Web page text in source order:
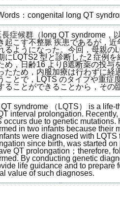
：congenital long QT
長症候群（long QT syndrome，
起こす不整脈 疾患であるが，
るようになった。今回，母親の
にLQTS2 型と診断した2 症例
め，日齢16 よりβ遮断薬の投与
たため，内服加療は行わずに経
ことで，LQTS のタイプや重症
ることができることから，その
QT syndrome （LQTS） is a
interval prolongation.
occurs due to genetic
in two infants because their
were diagnosed with
since birth, was started
QT prolongation；therefore,
By conducting genetic
life guidance and to prepare
value of such diagnoses.